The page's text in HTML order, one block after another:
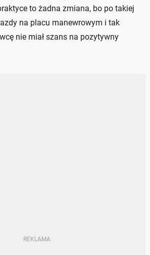
to żadna zmiana, bo po takiej
na placu manewrowym i tak
nie miał szans na pozytywny